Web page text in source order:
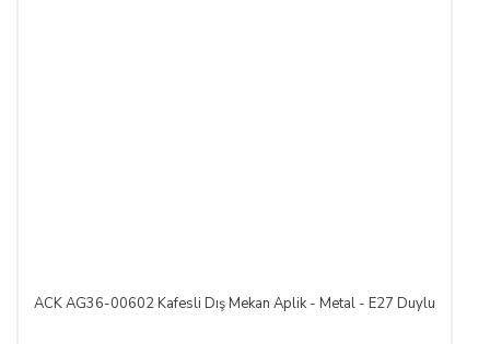
ACK AG36-00602 Kafesli Dış Mekan Aplik - Metal - E27 Duylu